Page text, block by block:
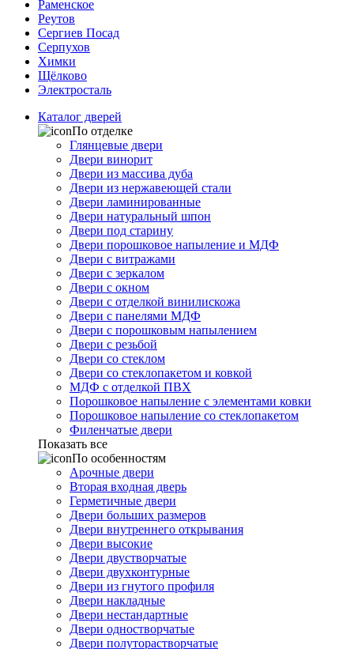
Раменское
Реутов
Сергиев Посад
Серпухов
Химки
Щёлково
Электросталь
Каталог дверей
По отделке
Глянцевые двери
Двери винорит
Двери из массива дуба
Двери из нержавеющей стали
Двери ламинированные
Двери натуральный шпон
Двери под старину
Двери порошковое напыление и МДФ
Двери с витражами
Двери с зеркалом
Двери с окном
Двери с отделкой винилискожа
Двери с панелями МДФ
Двери с порошковым напылением
Двери с резьбой
Двери со стеклом
Двери со стеклопакетом и ковкой
МДФ с отделкой ПВХ
Порошковое напыление с элементами ковки
Порошковое напыление со стеклопакетом
Филенчатые двери
Показать все
По особенностям
Арочные двери
Вторая входная дверь
Герметичные двери
Двери больших размеров
Двери внутреннего открывания
Двери высокие
Двери двустворчатые
Двери двухконтурные
Двери из гнутого профиля
Двери накладные
Двери нестандартные
Двери одностворчатые
Двери полуторастворчатые